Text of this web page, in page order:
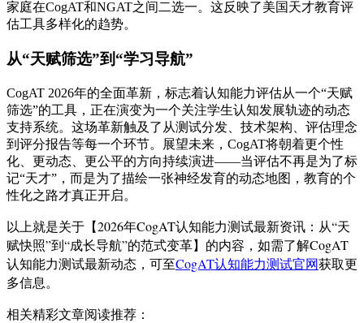
家庭在CogAT和NGAT之间二选一。 这反映了美国天才教育评
估工具多样化的趋势。
从“天赋筛选”到“学习导航”
CogAT 2026年的全面革新，标志着认知能力评估从一个“天赋
筛选”的工具，正在演变为一个关注学生认知发展轨迹的动态
支持系统。 这场革新触及了从测试分发、技术架构、评估理念
到评分报告等每一个环节。展望未来，CogAT将朝着更个性
化、更动态、更公平的方向持续演进——当评估不再是为了标
记“天才”，而是为了描绘一张神经发育的动态地图，教育的个
性化之路才真正开启。
以上就是关于【2026年CogAT认知能力测试最新资讯：从“天
赋快照”到“成长导航”的范式变革】的内容，如需了解CogAT
认知能力测试最新动态，可至CogAT认知能力测试官网获取更
多信息。
相关精彩文章阅读推荐：